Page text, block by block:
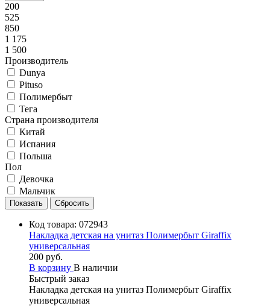
200
525
850
1 175
1 500
Производитель
Dunya
Pituso
Полимербыт
Тега
Страна производителя
Китай
Испания
Польша
Пол
Девочка
Мальчик
Код товара: 072943
Накладка детская на унитаз Полимербыт Giraffix
универсальная
200 руб.
В корзину В наличии
Быстрый заказ
Накладка детская на унитаз Полимербыт Giraffix
универсальная